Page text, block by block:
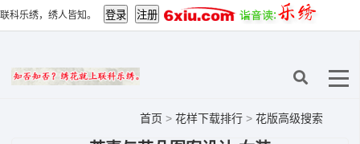
联科乐绣，绣人皆知。
首页 > 花样下载排行 > 花版高级搜索